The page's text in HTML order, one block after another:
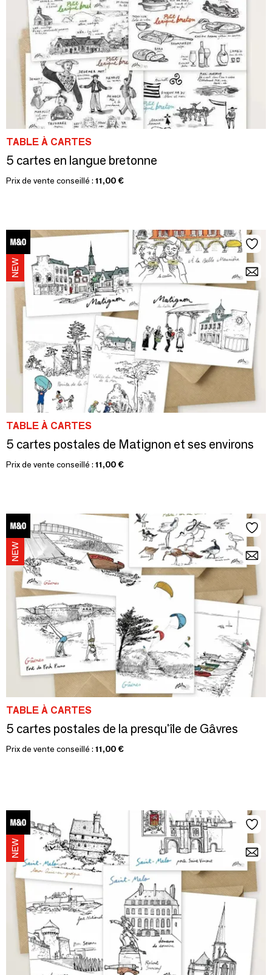
TABLE À CARTES
5 cartes en langue bretonne
Prix de vente conseillé : 11,00 €
TABLE À CARTES
5 cartes postales de Matignon et ses environs
Prix de vente conseillé : 11,00 €
TABLE À CARTES
5 cartes postales de la presqu'île de Gâvres
Prix de vente conseillé : 11,00 €